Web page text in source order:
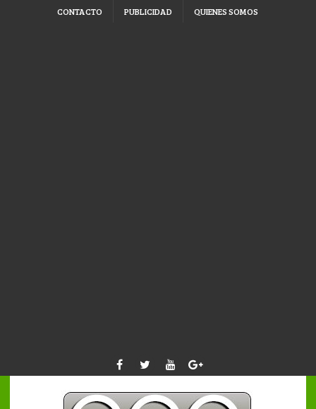
CONTACTO PUBLICIDAD QUIENES SOMOS